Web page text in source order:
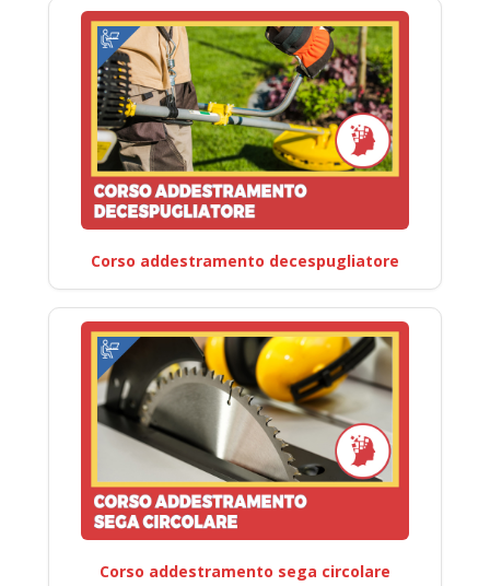
Corso addestramento decespugliatore
Corso addestramento sega circolare